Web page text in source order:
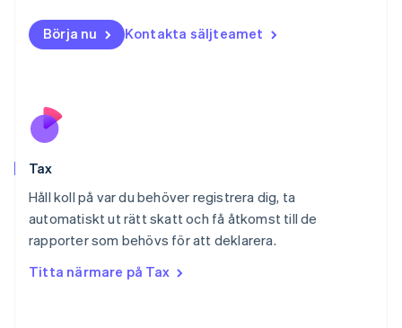
Börja nu Kontakta säljteamet
Tax
Håll koll på var du behöver registrera dig, ta
automatiskt ut rätt skatt och få åtkomst till de
rapporter som behövs för att deklarera.
Titta närmare på Tax
Norge
English
English
Portugal
Schweiz
DeutschFrançaisItalianoEnglish
Singapore
Slovakien